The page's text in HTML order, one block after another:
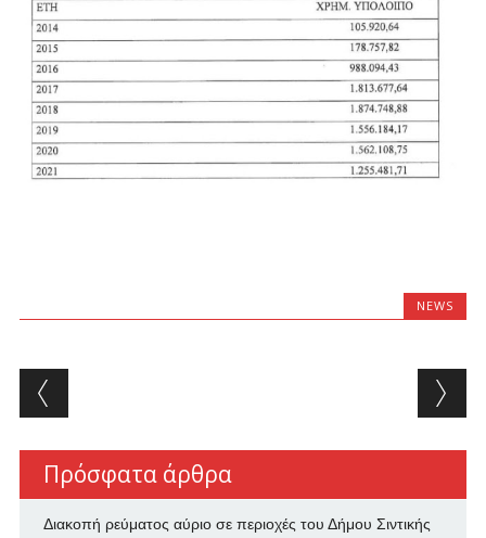
NEWS
Post navigation
Πρόσφατα άρθρα
Διακοπή ρεύματος αύριο σε περιοχές του Δήμου Σιντικής